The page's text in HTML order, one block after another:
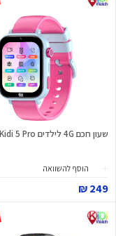
שעון חכם 4G לילדים Kidi 5 Pro
הוסף להשוואה
249 ₪